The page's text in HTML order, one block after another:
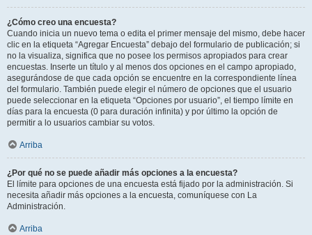
¿Cómo creo una encuesta?
Cuando inicia un nuevo tema o edita el primer mensaje del mismo, debe hacer
clic en la etiqueta “Agregar Encuesta” debajo del formulario de publicación; si
no la visualiza, significa que no posee los permisos apropiados para crear
encuestas. Inserte un título y al menos dos opciones en el campo apropiado,
asegurándose de que cada opción se encuentre en la correspondiente línea
del formulario. También puede elegir el número de opciones que el usuario
puede seleccionar en la etiqueta “Opciones por usuario”, el tiempo límite en
días para la encuesta (0 para duración infinita) y por último la opción de
permitir a lo usuarios cambiar su votos.
Arriba
¿Por qué no se puede añadir más opciones a la encuesta?
El límite para opciones de una encuesta está fijado por la administración. Si
necesita añadir más opciones a la encuesta, comuníquese con La
Administración.
Arriba